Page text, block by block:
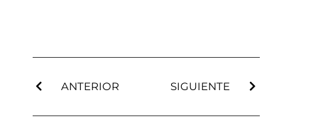
ANTERIOR SIGUIENTE